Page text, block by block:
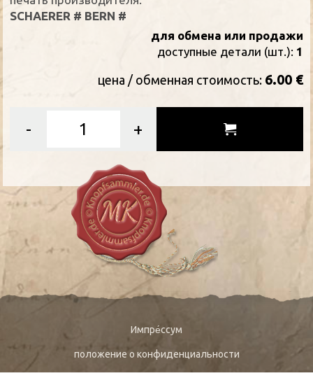
SCHAERER # BERN #
для обмена или продажи
доступные детали (шт.): 1
цена / oбменная стоимость: 6.00 €
- +
Импре́ссум
положение о конфиденциальности